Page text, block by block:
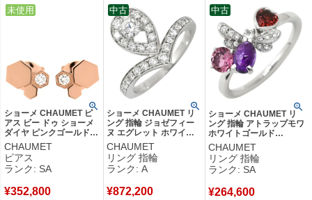
ショーメ CHAUMET ピ
アス ビー ドゥ ショーメ
ダイヤ ピンクゴールド 1
石 ビーマイラブ ハニカ
ム 083985-000 【保証
書】 【中古】新品同様品
CHAUMET
ピアス
ランク: SA
¥352,800
中古
未使用
ショーメ CHAUMET リ
ング 指輪 ジョゼフィー
ヌ エグレット ホワイト
ゴールド #50(JP10) ダイ
ヤモンド ブリリアントカ
ット パヴェ 9.5号
083510 【中古】中古美
CHAUMET
リング 指輪
ランク: A
¥872,200
中古
ショーメ CHAUMET リ
ング 指輪 アトラップモワ
ホワイトゴールド
#53(JP13) 750 WG 18K
マルチストーン ミツバチ
12.5号 【中古】新品同様
品
CHAUMET
リング 指輪
ランク: SA
¥264,600
中古